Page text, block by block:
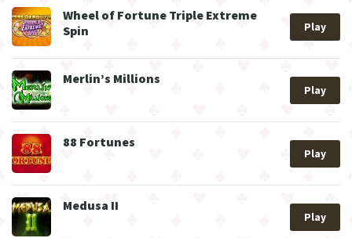
Wheel of Fortune Triple Extreme
Spin
Play
Merlin’s Millions
Play
88 Fortunes
Play
Medusa II
Play